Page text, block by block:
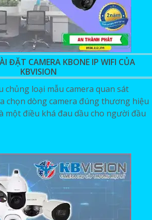
ĐẶT CAMERA KBONE IP WIFI CỦA
KBVISION
chủng loại mẫu camera quan sát
chọn dòng camera đúng thương hiệu
một điều khá đau dầu cho người đầu